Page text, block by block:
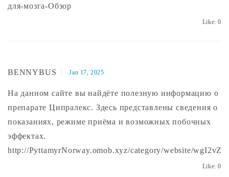
для-мозга-Обзор
Like:0
BENNYBUS Jan 17, 2025
На данном сайте вы найдёте полезную информацию о
препарате Ципралекс. Здесь представлены сведения о
показаниях, режиме приёма и возможных побочных
эффектах.
http://PyttamyrNorway.omob.xyz/category/website/
Like:0